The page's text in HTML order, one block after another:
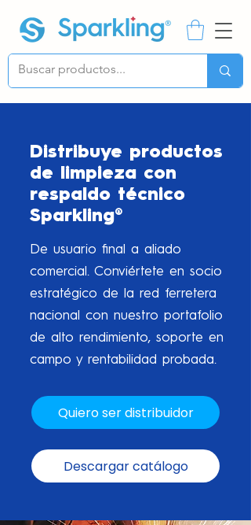
Distribuye productos
de limpieza con
respaldo técnico
Sparkling®
De usuario final a aliado
comercial. Conviértete en socio
estratégico de la red ferretera
nacional con nuestro portafolio
de alto rendimiento, soporte en
campo y rentabilidad probada.
Quiero ser distribuidor
Descargar catálogo